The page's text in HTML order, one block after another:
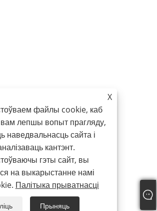
X
файлы cookie, каб
лепшы вопыт прагляду,
наведвальнасць сайта і
кантэнт.
гэты сайт, вы
на выкарыстанне намі
Палітыка прыватнасці
Прыняць